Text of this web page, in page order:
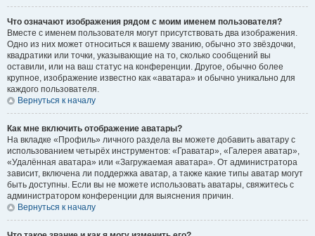
Что означают изображения рядом с моим именем пользователя?
Вместе с именем пользователя могут присутствовать два изображения.
Одно из них может относиться к вашему званию, обычно это звёздочки,
квадратики или точки, указывающие на то, сколько сообщений вы
оставили, или на ваш статус на конференции. Другое, обычно более
крупное, изображение известно как «аватара» и обычно уникально для
каждого пользователя.
Вернуться к началу
Как мне включить отображение аватары?
На вкладке «Профиль» личного раздела вы можете добавить аватару с
использованием четырёх инструментов: «Граватар», «Галерея аватар»,
«Удалённая аватара» или «Загружаемая аватара». От администратора
зависит, включена ли поддержка аватар, а также какие типы аватар могут
быть доступны. Если вы не можете использовать аватары, свяжитесь с
администратором конференции для выяснения причин.
Вернуться к началу